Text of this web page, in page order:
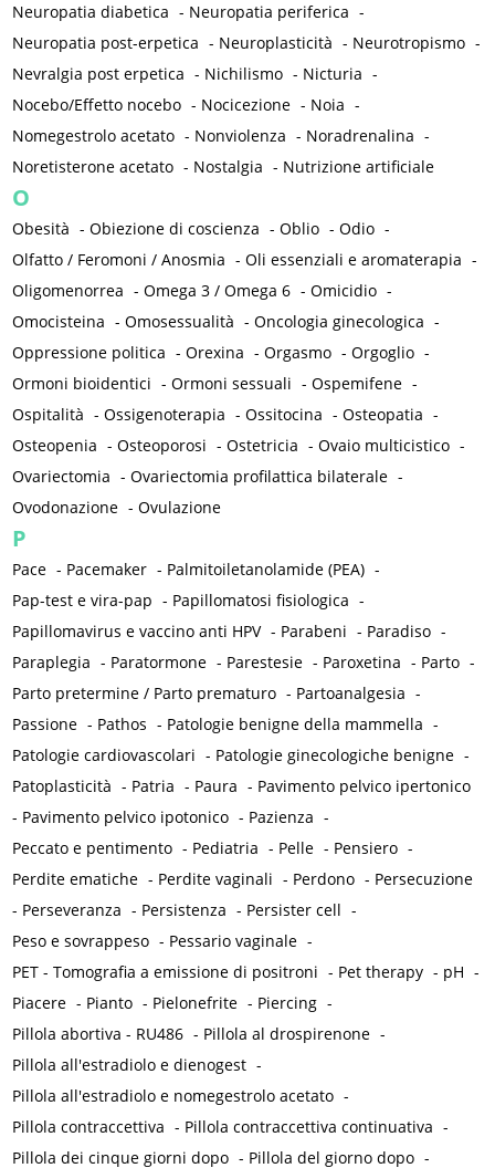
Neuropatia diabetica - Neuropatia periferica -
Neuropatia post-erpetica - Neuroplasticità - Neurotropismo -
Nevralgia post erpetica - Nichilismo - Nicturia -
Nocebo/Effetto nocebo - Nocicezione - Noia -
Nomegestrolo acetato - Nonviolenza - Noradrenalina -
Noretisterone acetato - Nostalgia - Nutrizione artificiale
O
Obesità -Obiezione di coscienza -Oblio -Odio -
Olfatto / Feromoni / Anosmia -Oli essenziali e aromaterapia -
Oligomenorrea -Omega 3 / Omega 6 -Omicidio -
Omocisteina -Omosessualità -Oncologia ginecologica -
Oppressione politica -Orexina -Orgasmo -Orgoglio -
Ormoni bioidentici -Ormoni sessuali -Ospemifene -
Ospitalità -Ossigenoterapia -Ossitocina -Osteopatia -
Osteopenia -Osteoporosi -Ostetricia -Ovaio multicistico -
Ovariectomia -Ovariectomia profilattica bilaterale -
Ovodonazione -Ovulazione
P
Pace - Pacemaker - Palmitoiletanolamide (PEA) -
Pap-test e vira-pap - Papillomatosi fisiologica -
Papillomavirus e vaccino anti HPV - Parabeni - Paradiso -
Paraplegia - Paratormone - Parestesie - Paroxetina - Parto -
Parto pretermine / Parto prematuro - Partoanalgesia -
Passione - Pathos - Patologie benigne della mammella -
Patologie cardiovascolari - Patologie ginecologiche benigne -
Patoplasticità - Patria - Paura - Pavimento pelvico ipertonico
- Pavimento pelvico ipotonico - Pazienza -
Peccato e pentimento - Pediatria - Pelle - Pensiero -
Perdite ematiche - Perdite vaginali - Perdono - Persecuzione
- Perseveranza - Persistenza - Persister cell -
Peso e sovrappeso - Pessario vaginale -
PET - Tomografia a emissione di positroni - Pet therapy - pH -
Piacere - Pianto - Pielonefrite - Piercing -
Pillola abortiva - RU486 - Pillola al drospirenone -
Pillola all'estradiolo e dienogest -
Pillola all'estradiolo e nomegestrolo acetato -
Pillola contraccettiva - Pillola contraccettiva continuativa -
Pillola dei cinque giorni dopo - Pillola del giorno dopo -